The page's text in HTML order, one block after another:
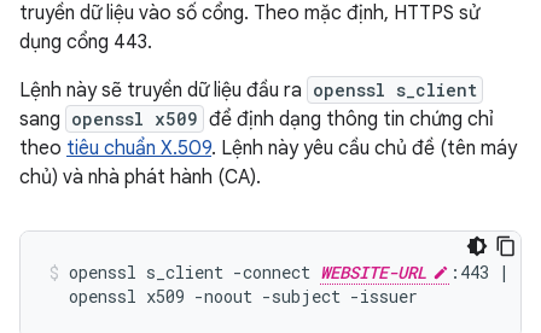
truyền dữ liệu vào số cổng. Theo mặc định, HTTPS sử
dụng cổng 443.
Lệnh này sẽ truyền dữ liệu đầu ra openssl s_client
sang openssl x509 để định dạng thông tin chứng chỉ
theo tiêu chuẩn X.509. Lệnh này yêu cầu chủ đề (tên máy
chủ) và nhà phát hành (CA).
openssl s_client -connect WEBSITE-URL
:443 | \